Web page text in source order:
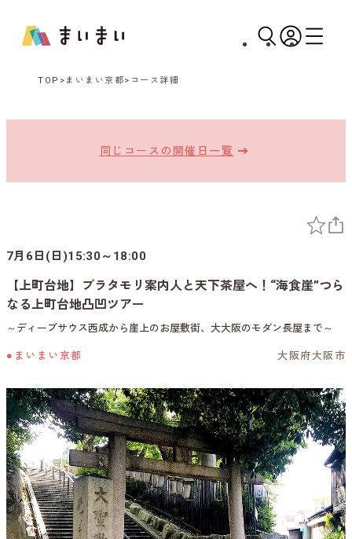
TOP まいまい京都 コース詳細
同じコースの開催日一覧
7月6日(日)15:30～18:00
【上町台地】ブラタモリ案内人と天下茶屋へ！“海食崖”つら
なる上町台地凸凹ツアー
～ディープサウス西成から崖上のお屋敷街、大大阪のモダン長屋まで～
●まいまい京都 大阪府大阪市